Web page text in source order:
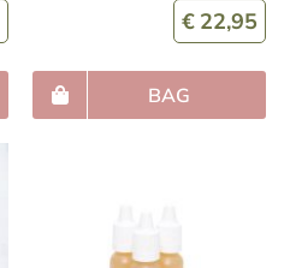
€ 22,95
BAG